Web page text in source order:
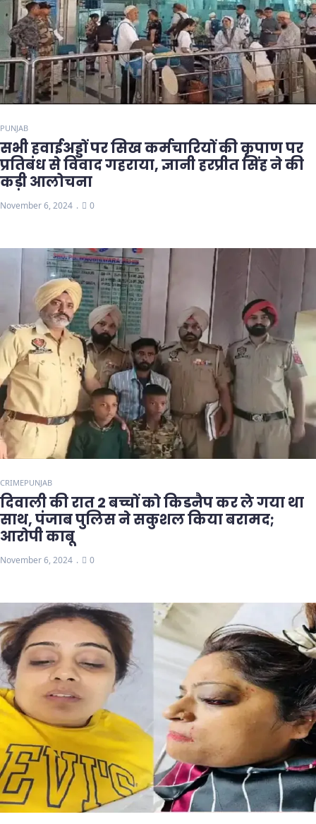
PUNJAB
सभी हवाईअड्डों पर सिख कर्मचारियों की कृपाण पर
प्रतिबंध से विवाद गहराया, ज्ञानी हरप्रीत सिंह ने की
कड़ी आलोचना
November 6, 2024 0
CRIMEPUNJAB
दिवाली की रात 2 बच्चों को किडनैप कर ले गया था
साथ, पंजाब पुलिस ने सकुशल किया बरामद;
आरोपी काबू
November 6, 2024 0